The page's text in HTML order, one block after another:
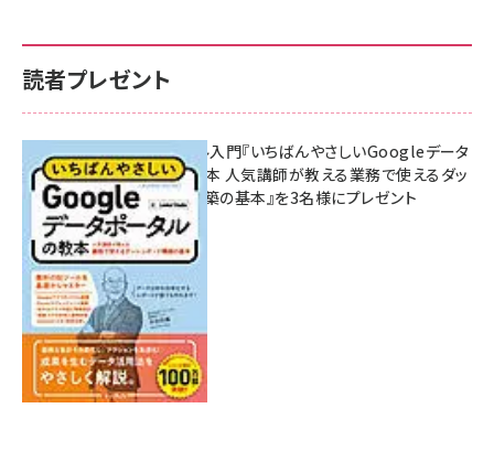
読者プレゼント
無料BIツール入門『いちばんやさしいGoogleデータ
ポータルの教本 人気講師が教える業務で使えるダッ
シュボード構築の基本』を3名様にプレゼント
7月31日 10:00